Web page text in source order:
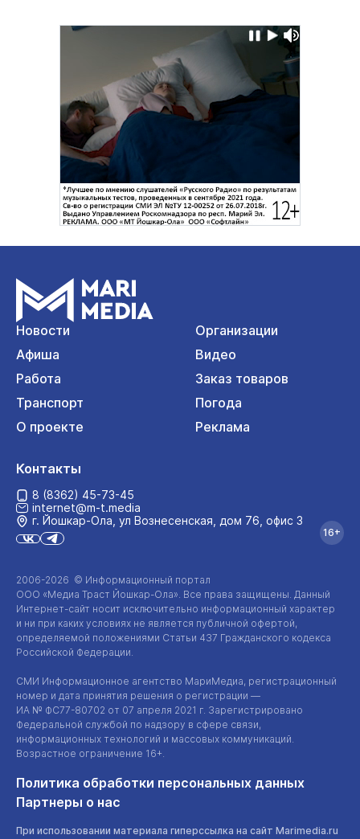
Новости
Организации
Афиша
Видео
Работа
Заказ товаров
Транспорт
Погода
О проекте
Реклама
2006-2026 © Информационный портал
ООО «Медиа Траст Йошкар-Ола». Все права защищены. Данный
Интернет-сайт носит исключительно информационный характер
и ни при каких условиях не является публичной офертой,
определяемой положениями Статьи 437 Гражданского кодекса
Российской Федерации.
СМИ Информационное агентство МариМедиа, регистрационный
номер и дата принятия решения о регистрации —
ИА № ФС77-80702 от 07 апреля 2021 г. Зарегистрировано
Федеральной службой по надзору в сфере связи,
информационных технологий и массовых коммуникаций.
Возрастное ограничение 16+.
Политика обработки персональных данных
Партнеры о нас
При использовании материала гиперссылка на сайт Marimedia.ru
Контакты
8 (8362) 45-73-45
internet@m-t.media
г. Йошкар‑Ола, ул Вознесенская, дом 76, офис 3
16+